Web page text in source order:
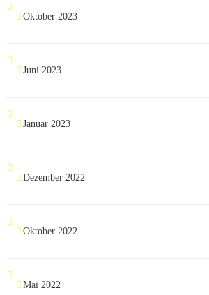
Oktober 2023
Juni 2023
Januar 2023
Dezember 2022
Oktober 2022
Mai 2022